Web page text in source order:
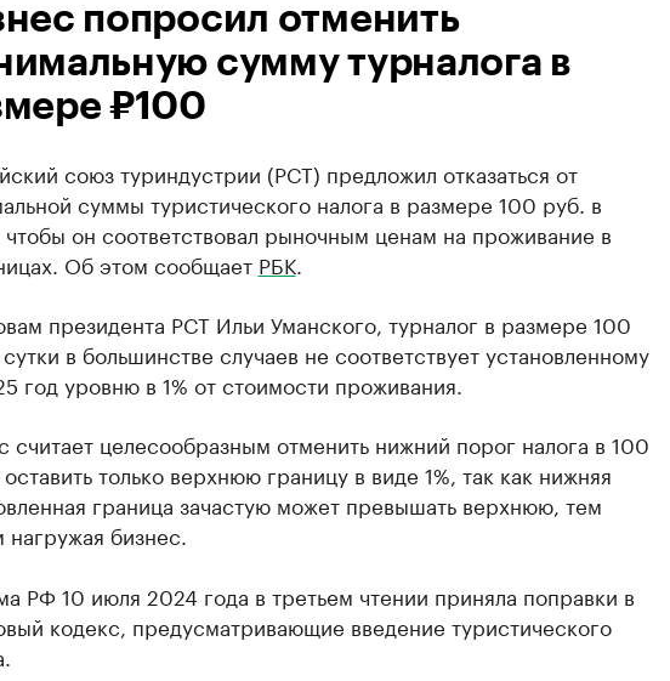
попросил отменить
сумму турналога в
₽100
союз туриндустрии (РСТ) предложил отказаться от
суммы туристического налога в размере 100 руб. в
чтобы он соответствовал рыночным ценам на проживание в
Об этом сообщает РБК.
президента РСТ Ильи Уманского, турналог в размере 100
в большинстве случаев не соответствует установленному
год уровню в 1% от стоимости проживания.
считает целесообразным отменить нижний порог налога в 100
только верхнюю границу в виде 1%, так как нижняя
граница зачастую может превышать верхнюю, тем
бизнес.
РФ 10 июля 2024 года в третьем чтении приняла поправки в
кодекс, предусматривающие введение туристического